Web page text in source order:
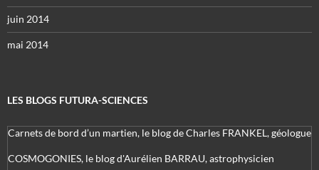
juin 2014
mai 2014
LES BLOGS FUTURA-SCIENCES
Carnets de bord d’un martien, le blog de Charles FRANKEL, géologue
COSMOGONIES, le blog d'Aurélien BARRAU, astrophysicien